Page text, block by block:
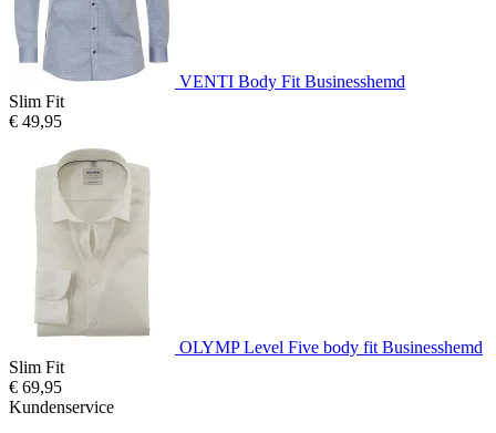
VENTI Body Fit Businesshemd
Slim Fit
€ 49,95
OLYMP Level Five body fit Businesshemd
Slim Fit
€ 69,95
Kundenservice